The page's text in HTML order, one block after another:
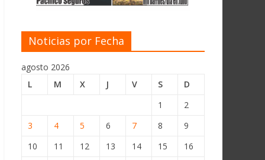
Noticias por Fecha
agosto 2026
L
M X J V S
D
1
2
3
4 5 6 7 8
9
10
11 12 13 14 15
16